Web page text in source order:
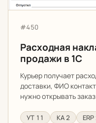
Артикул:
#450
Расходная
продажи в 1С
Курьер получает
доставки, ФИО
нужно открывать
УТ 11 КА 2